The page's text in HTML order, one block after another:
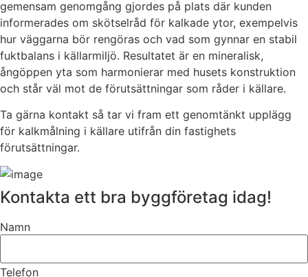
gemensam genomgång gjordes på plats där kunden
informerades om skötselråd för kalkade ytor, exempelvis
hur väggarna bör rengöras och vad som gynnar en stabil
fuktbalans i källarmiljö. Resultatet är en mineralisk,
ångöppen yta som harmonierar med husets konstruktion
och står väl mot de förutsättningar som råder i källare.
Ta gärna kontakt så tar vi fram ett genomtänkt upplägg
för kalkmålning i källare utifrån din fastighets
förutsättningar.
Kontakta ett bra byggföretag idag!
Namn
Telefon